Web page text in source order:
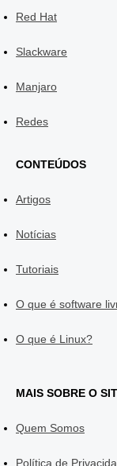
Red Hat
Slackware
Manjaro
Redes
CONTEÚDOS
Artigos
Notícias
Tutoriais
O que é software
O que é Linux?
MAIS SOBRE O
Quem Somos
Política de